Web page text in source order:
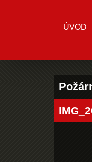
ÚVOD